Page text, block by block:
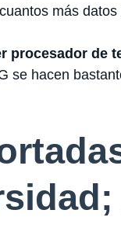
más datos
procesador de
se hacen